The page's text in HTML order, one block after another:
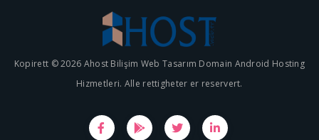
Kopirett © 2026 Ahost Bilişim Web Tasarım Domain Android Hosting
Hizmetleri. Alle rettigheter er reservert.